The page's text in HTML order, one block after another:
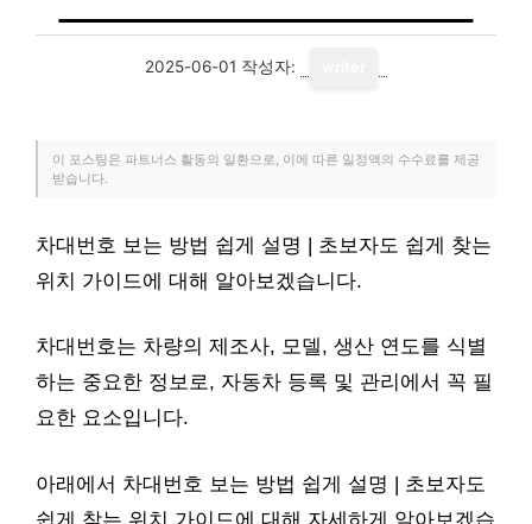
2025-06-01 작성자:
이 포스팅은 파트너스 활동의 일환으로, 이에 따른 일정액의 수수료를 제공
받습니다.
차대번호 보는 방법 쉽게 설명 | 초보자도 쉽게 찾는
위치 가이드에 대해 알아보겠습니다.
차대번호는 차량의 제조사, 모델, 생산 연도를 식별
하는 중요한 정보로, 자동차 등록 및 관리에서 꼭 필
요한 요소입니다.
아래에서 차대번호 보는 방법 쉽게 설명 | 초보자도
쉽게 찾는 위치 가이드에 대해 자세하게 알아보겠습